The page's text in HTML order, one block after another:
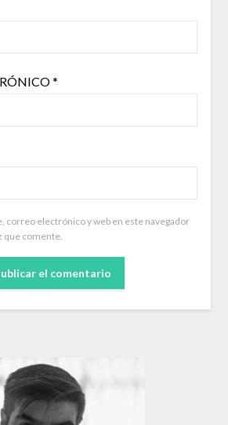
*
correo electrónico y web en este navegador
que comente.